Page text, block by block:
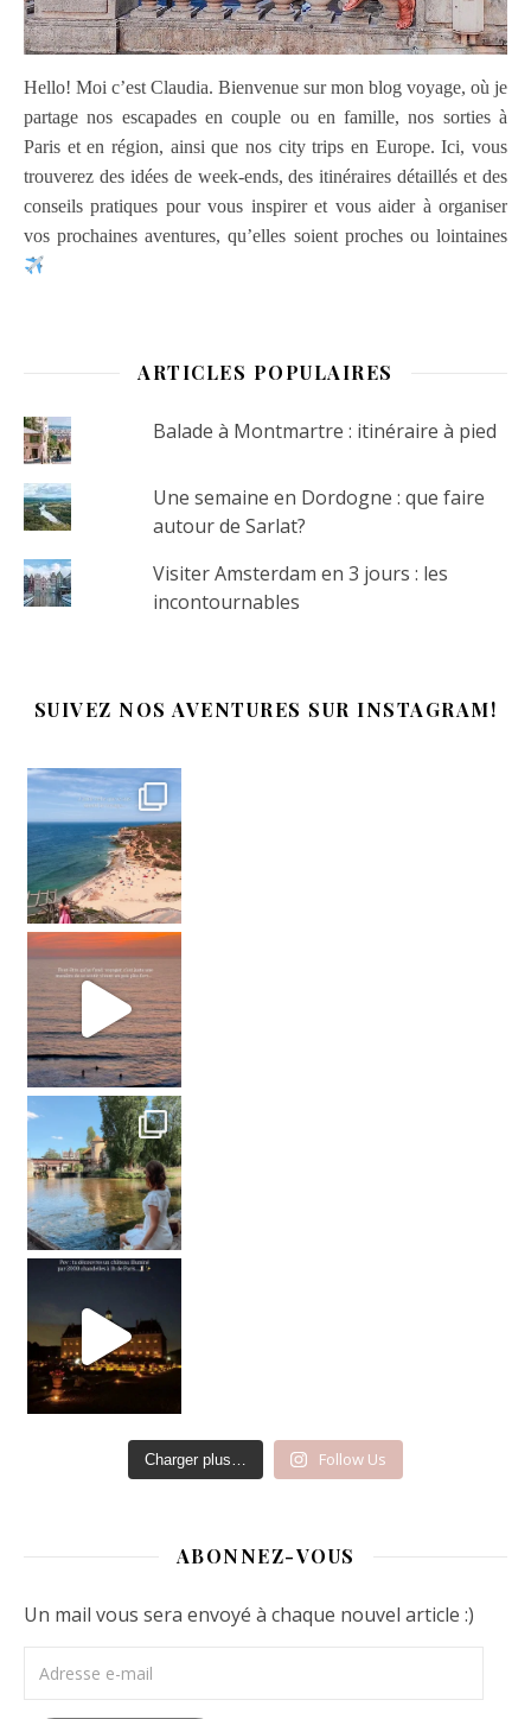
Hello! Moi c’est Claudia. Bienvenue sur mon blog voyage, où je
partage nos escapades en couple ou en famille, nos sorties à
Paris et en région, ainsi que nos city trips en Europe. Ici, vous
trouverez des idées de week-ends, des itinéraires détaillés et des
conseils pratiques pour vous inspirer et vous aider à organiser
vos prochaines aventures, qu’elles soient proches ou lointaines
ARTICLES POPULAIRES
Balade à Montmartre : itinéraire à pied
Une semaine en Dordogne : que faire
autour de Sarlat?
Visiter Amsterdam en 3 jours : les
incontournables
SUIVEZ NOS AVENTURES SUR INSTAGRAM!
#voyager #wanderlust #travelinspo #travelmore
Parfois cette époque me manque.
Château de Vaux-le-
Charger plus… Follow Us
ABONNEZ-VOUS
Un mail vous sera envoyé à chaque nouvel article :)